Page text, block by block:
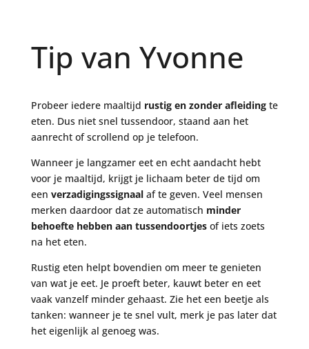
Tip van Yvonne
Probeer iedere maaltijd rustig en zonder afleidingte
eten. Dus niet snel tussendoor, staand aan het
aanrecht of scrollend op je telefoon.
Wanneer je langzamer eet en echt aandacht hebt
voor je maaltijd, krijgt je lichaam beter de tijd om
een verzadigingssignaalaf te geven. Veel mensen
merken daardoor dat ze automatisch minder
behoefte hebben aan tussendoortjesof iets zoets
na het eten.
Rustig eten helpt bovendien om meer te genieten
van wat je eet. Je proeft beter, kauwt beter en eet
vaak vanzelf minder gehaast. Zie het een beetje als
tanken: wanneer je te snel vult, merk je pas later dat
het eigenlijk al genoeg was.